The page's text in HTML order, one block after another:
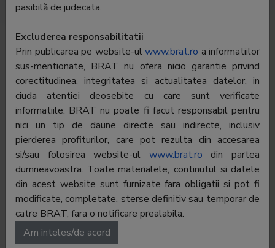
Contractor SATI: ARC MEDIA PUBLISHING S.R.L
Laura Elena Cretu
BRAT
representative:
Laura Elena Cretu
Adress
Bucuresti, Sos. Fabrica de Glucoza nr.21,
parter, Sector 2
Phone: -
E-mail: laura.cretu@2222.ro
Regie publicitate: -
Departament
-
pasibilă de judecata.
Excluderea responsabilitatii
Prin publicarea pe website-ulwww.brat.ro a informatiilor
sus-mentionate, BRAT nu ofera nicio garantie privind
corectitudinea, integritatea si actualitatea datelor, in
ciuda atentiei deosebite cu care sunt verificate
informatiile. BRAT nu poate fi facut responsabil pentru
nici un tip de daune directe sau indirecte, inclusiv
pierderea profiturilor, care pot rezulta din accesarea
si/sau folosirea website-ul www.brat.ro din partea
dumneavoastra. Toate materialele, continutul si datele
din acest website sunt furnizate fara obligatii si pot fi
modificate, completate, sterse definitiv sau temporar de
catre BRAT, fara o notificare prealabila.
Am inteles/de acord